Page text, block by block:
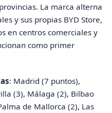
La marca alterna
y sus propias BYD Store,
en centros comerciales y
como primer
: Madrid (7 puntos),
(3), Málaga (2), Bilbao
de Mallorca (2), Las